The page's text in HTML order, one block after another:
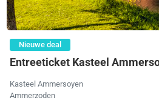
Nieuwe deal
Entreeticket Kasteel
Kasteel Ammersoyen
Ammerzoden